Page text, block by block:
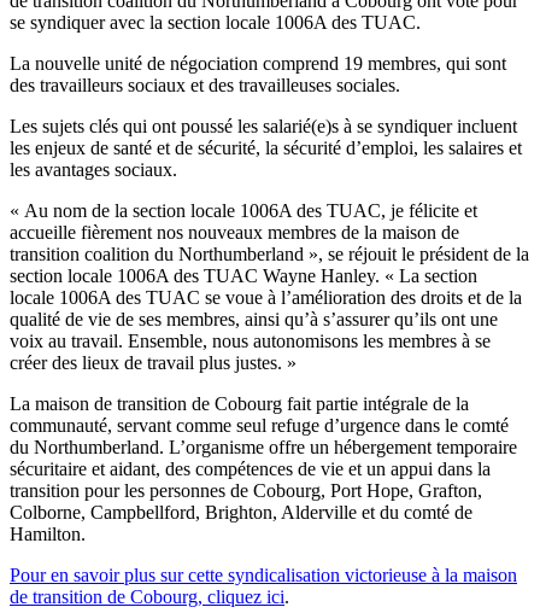
se syndiquer avec la section locale 1006A des TUAC.
La nouvelle unité de négociation comprend 19 membres, qui sont
des travailleurs sociaux et des travailleuses sociales.
Les sujets clés qui ont poussé les salarié(e)s à se syndiquer incluent
les enjeux de santé et de sécurité, la sécurité d’emploi, les salaires et
les avantages sociaux.
« Au nom de la section locale 1006A des TUAC, je félicite et
accueille fièrement nos nouveaux membres de la maison de
transition coalition du Northumberland », se réjouit le président de la
section locale 1006A des TUAC Wayne Hanley. « La section
locale 1006A des TUAC se voue à l’amélioration des droits et de la
qualité de vie de ses membres, ainsi qu’à s’assurer qu’ils ont une
voix au travail. Ensemble, nous autonomisons les membres à se
créer des lieux de travail plus justes. »
La maison de transition de Cobourg fait partie intégrale de la
communauté, servant comme seul refuge d’urgence dans le comté
du Northumberland. L’organisme offre un hébergement temporaire
sécuritaire et aidant, des compétences de vie et un appui dans la
transition pour les personnes de Cobourg, Port Hope, Grafton,
Colborne, Campbellford, Brighton, Alderville et du comté de
Hamilton.
Pour en savoir plus sur cette syndicalisation victorieuse à la maison
de transition de Cobourg, cliquez ici.